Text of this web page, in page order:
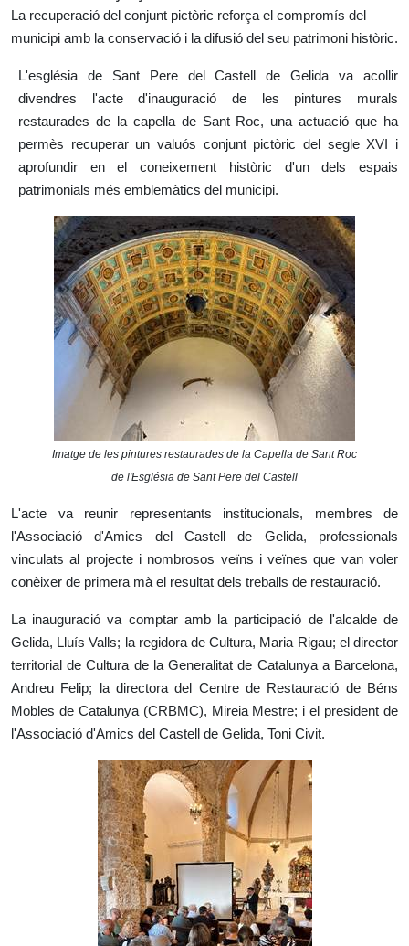
La recuperació del conjunt pictòric reforça el compromís del
municipi amb la conservació i la difusió del seu patrimoni històric.
L'església de Sant Pere del Castell de Gelida va acollir
divendres l'acte d'inauguració de les pintures murals
restaurades de la capella de Sant Roc, una actuació que ha
permès recuperar un valuós conjunt pictòric del segle XVI i
aprofundir en el coneixement històric d'un dels espais
patrimonials més emblemàtics del municipi.
Imatge de les pintures restaurades de la Capella de Sant Roc
de l'Església de Sant Pere del Castell
L'acte va reunir representants institucionals, membres de
l'Associació d'Amics del Castell de Gelida, professionals
vinculats al projecte i nombrosos veïns i veïnes que van voler
conèixer de primera mà el resultat dels treballs de restauració.
La inauguració va comptar amb la participació de l'alcalde de
Gelida, Lluís Valls; la regidora de Cultura, Maria Rigau; el director
territorial de Cultura de la Generalitat de Catalunya a Barcelona,
Andreu Felip; la directora del Centre de Restauració de Béns
Mobles de Catalunya (CRBMC), Mireia Mestre; i el president de
l'Associació d'Amics del Castell de Gelida, Toni Civit.